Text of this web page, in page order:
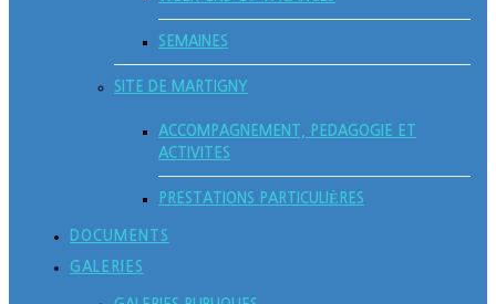
SEMAINES
SITE DE MARTIGNY
ACCOMPAGNEMENT, PEDAGOGIE ET
ACTIVITES
PRESTATIONS PARTICULIÈRES
DOCUMENTS
GALERIES